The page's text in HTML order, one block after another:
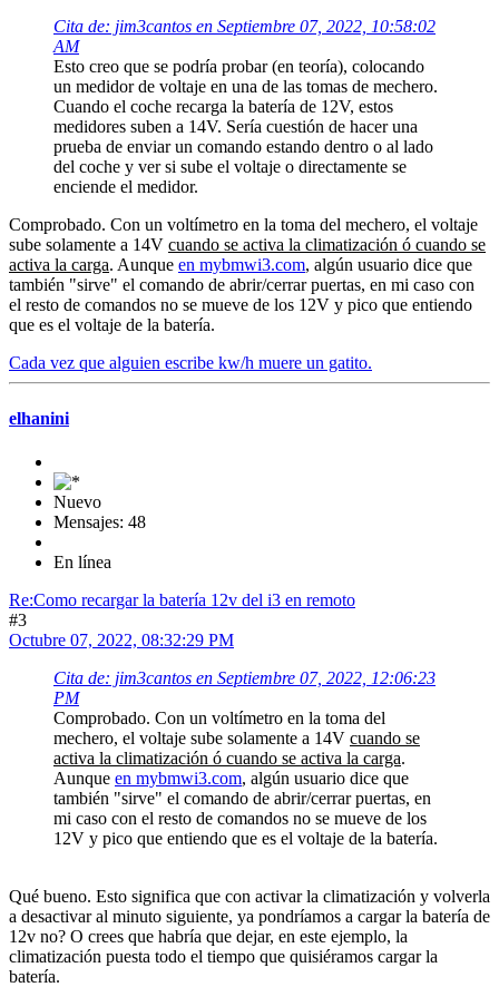
Cita de: jim3cantos en Septiembre 07, 2022, 10:58:02
AM
Esto creo que se podría probar (en teoría), colocando
un medidor de voltaje en una de las tomas de mechero.
Cuando el coche recarga la batería de 12V, estos
medidores suben a 14V. Sería cuestión de hacer una
prueba de enviar un comando estando dentro o al lado
del coche y ver si sube el voltaje o directamente se
enciende el medidor.
Comprobado. Con un voltímetro en la toma del mechero, el voltaje
sube solamente a 14V cuando se activa la climatización ó cuando se
activa la carga. Aunque en mybmwi3.com, algún usuario dice que
también "sirve" el comando de abrir/cerrar puertas, en mi caso con
el resto de comandos no se mueve de los 12V y pico que entiendo
que es el voltaje de la batería.
Cada vez que alguien escribe kw/h muere un gatito.
elhanini
Nuevo
Mensajes: 48
En línea
Re:Como recargar la batería 12v del i3 en remoto
#3
Octubre 07, 2022, 08:32:29 PM
Cita de: jim3cantos en Septiembre 07, 2022, 12:06:23
PM
Comprobado. Con un voltímetro en la toma del
mechero, el voltaje sube solamente a 14V cuando se
activa la climatización ó cuando se activa la carga.
Aunque en mybmwi3.com, algún usuario dice que
también "sirve" el comando de abrir/cerrar puertas, en
mi caso con el resto de comandos no se mueve de los
12V y pico que entiendo que es el voltaje de la batería.
Qué bueno. Esto significa que con activar la climatización y volverla
a desactivar al minuto siguiente, ya pondríamos a cargar la batería de
12v no? O crees que habría que dejar, en este ejemplo, la
climatización puesta todo el tiempo que quisiéramos cargar la
batería.